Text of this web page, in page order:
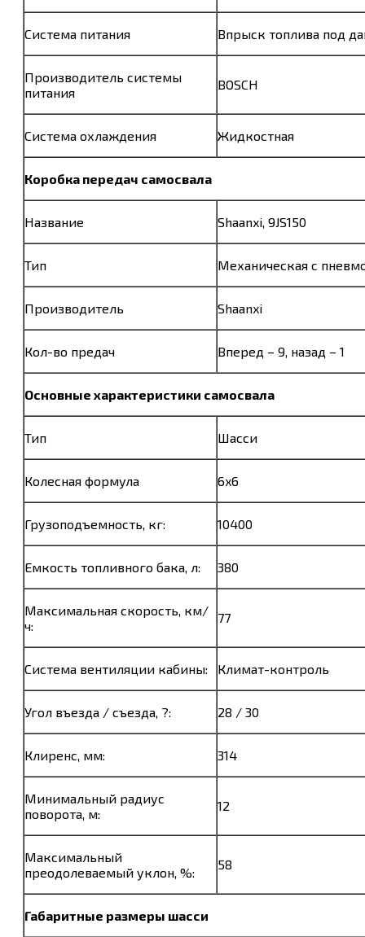
Система питания Впрыск топлива под
Производитель системы
питания
BOSCH
Система охлаждения Жидкостная
Коробка передач самосвала
Название Shaanxi, 9JS150
Тип Механическая с
Производитель Shaanxi
Кол-во предач Вперед – 9, назад – 1
Основные характеристики самосвала
Тип Шасси
Колесная формула 6x6
Грузоподъемность, кг: 10400
Емкость топливного бака, л: 380
Максимальная скорость, км/
ч:
77
Система вентиляции кабины: Климат-контроль
Угол въезда / съезда, ?: 28 / 30
Клиренс, мм: 314
Минимальный радиус
поворота, м:
12
Максимальный
преодолеваемый уклон, %:
58
Габаритные размеры шасси